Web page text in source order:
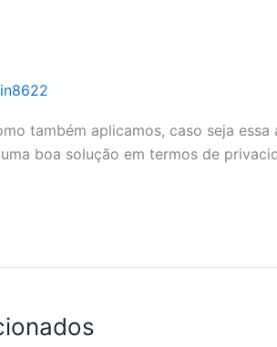
também aplicamos, caso seja
boa solução em termos de